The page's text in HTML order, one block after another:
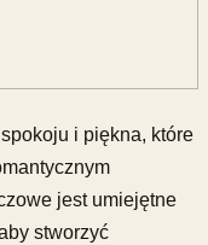
i piękna, które
jest umiejętne
stworzyć